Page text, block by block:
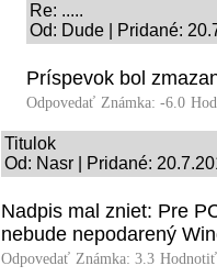
Re: .....
Od: Dude | Pridané:
Príspevok bol
Odpovedať Známka: -6.0
Titulok
Od: Nasr | Pridané:
Nadpis mal zniet: Pre
nebude nepodarený
Odpovedať Známka: 3.3